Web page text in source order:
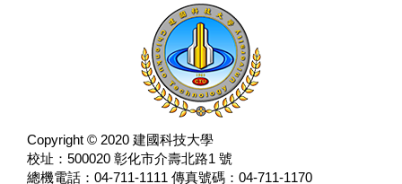
Copyright © 2020 建國科技大學
校址：500020 彰化市介壽北路1 號
總機電話：04-711-1111 傳真號碼：04-711-1170